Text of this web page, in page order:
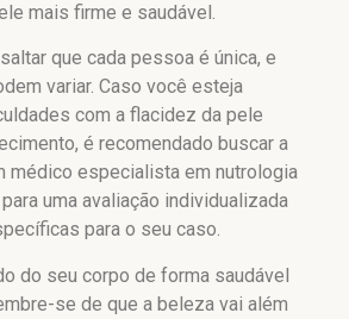
mais firme e saudável.
que cada pessoa é única, e
variar. Caso você esteja
com a flacidez da pele
é recomendado buscar a
médico especialista em nutrologia
uma avaliação individualizada
para o seu caso.
do seu corpo de forma saudável
se de que a beleza vai além